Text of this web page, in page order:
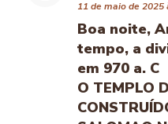
11 de maio de 2025
Boa noite,
tempo, a
em 970 a. C
O TEMPLO